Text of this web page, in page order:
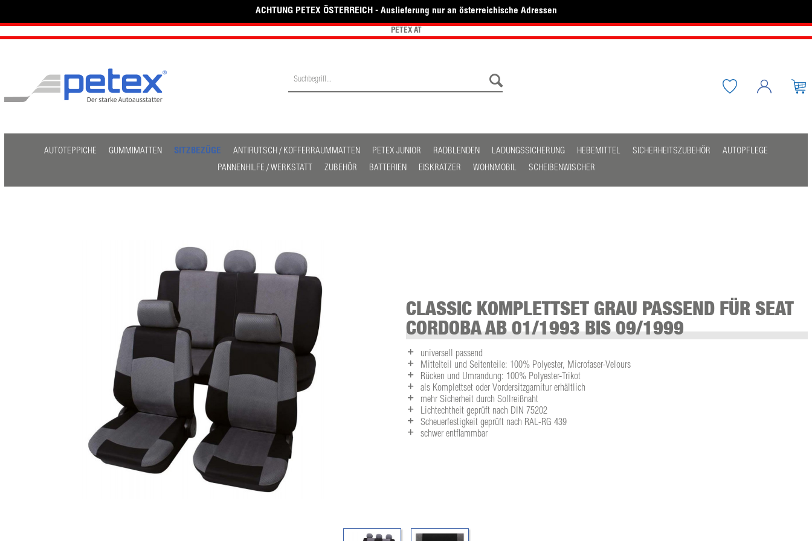
ACHTUNG PETEX ÖSTERREICH - Auslieferung nur an österreichische Adressen
PETEX AT
AUTOTEPPICHE GUMMIMATTEN SITZBEZÜGE ANTIRUTSCH / KOFFERRAUMMATTEN PETEX JUNIOR RADBLENDEN LADUNGSSICHERUNG HEBEMITTEL SICHERHEITSZUBEHÖR
AUTOPFLEGE
PANNENHILFE / WERKSTATT
ZUBEHÖR BATTERIEN EISKRATZER WOHNMOBIL SCHEIBENWISCHER
CLASSIC KOMPLETTSET GRAU PASSEND FÜR SEAT
CORDOBA AB 01/1993 BIS 09/1999
universell passend
Mittelteil und Seitenteile: 100% Polyester, Microfaser-Velours
Rücken und Umrandung: 100% Polyester-Trikot
als Komplettset oder Vordersitzgarnitur erhältlich
mehr Sicherheit durch Sollreißnaht
Lichtechtheit geprüft nach DIN 75202
Scheuerfestigkeit geprüft nach RAL-RG 439
schwer entflammbar